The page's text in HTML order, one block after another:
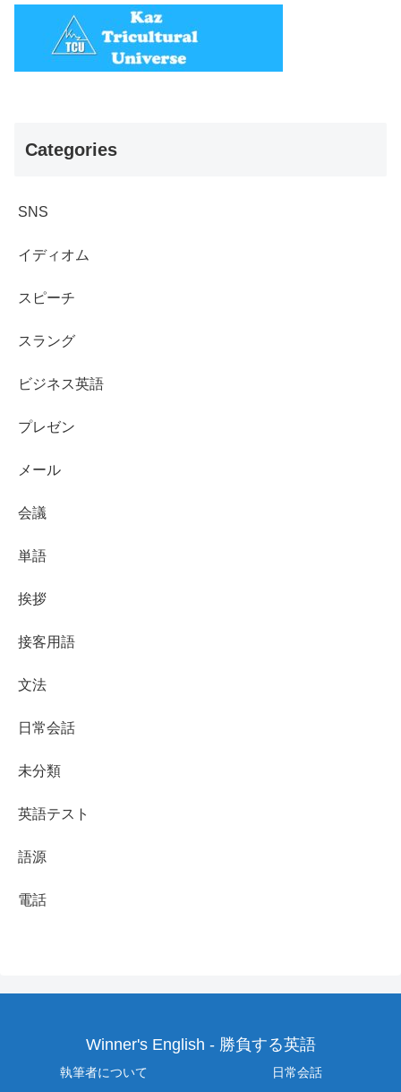
Categories
SNS
イディオム
スピーチ
スラング
ビジネス英語
プレゼン
メール
会議
単語
挨拶
接客用語
文法
日常会話
未分類
英語テスト
語源
電話
Winner's English - 勝負する英語
執筆者について
日常会話